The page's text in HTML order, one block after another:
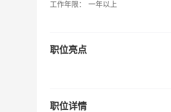
工作年限：
一年以上
职位亮点
职位详情